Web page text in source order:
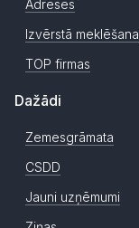
Adreses
Izvērstā meklēšana
TOP firmas
Dažādi
Zemesgrāmata
CSDD
Jauni uzņēmumi